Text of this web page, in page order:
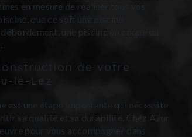
en mesure de réaliser tous vos
que ce soit une piscine
une piscine en coque ou
de votre
le-Lez
est une étape importante qui nécessite
sa qualité et sa durabilité. Chez Azur
pour vous accompagner dans